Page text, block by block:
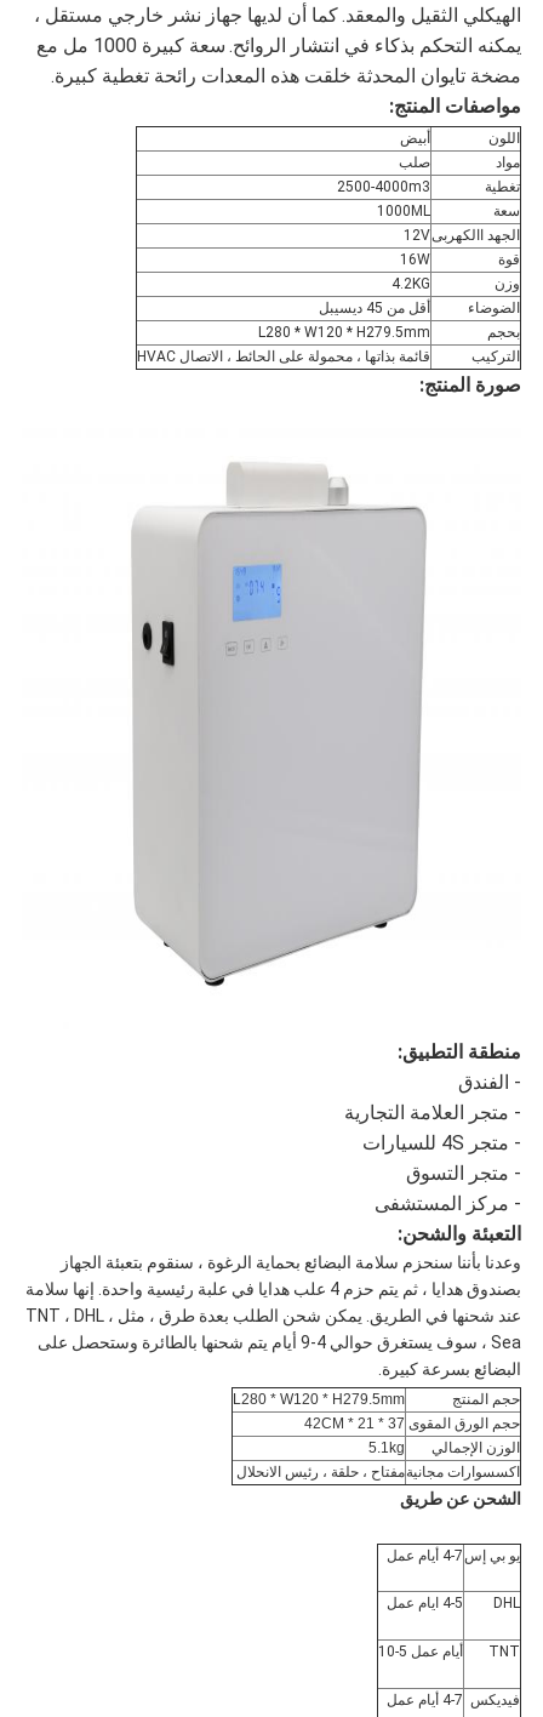
الهيكلي الثقيل والمعقد.كما أن لديها جهاز نشر خارجي مستقل ،
يمكنه التحكم بذكاء في انتشار الروائح.
سعة كبيرة 1000 مل مع
مضخة تايوان المحدثة خلقت هذه المعدات رائحة تغطية كبيرة.
مواصفات المنتج:
اللون
أبيض
مواد
صلب
تغطية
2500-4000m3
سعة
1000ML
الجهد االكهربى12V
قوة
16W
وزن
4.2KG
الضوضاء
أقل من 45 ديسيبل
بحجم
L280 * W120 * H279.5mm
التركيب
قائمة بذاتها ، محمولة على الحائط ، الاتصال HVAC
صورة المنتج:
منطقة التطبيق:
- الفندق
- متجر العلامة التجارية
- متجر 4S للسيارات
- متجر التسوق
- مركز المستشفى
التعبئة والشحن:
وعدنا بأننا سنحزم سلامة البضائع بحماية الرغوة ، سنقوم بتعبئة الجهاز
بصندوق هدايا ، ثم يتم حزم 4 علب هدايا في علبة رئيسية واحدة. إنها سلامة
عند شحنها في الطريق. يمكن شحن الطلب بعدة طرق ، مثل TNT ، DHL ،
Sea ، سوف يستغرق حوالي 4-9 أيام يتم شحنها بالطائرة وستحصل على
البضائع بسرعة كبيرة.
حجم المنتج
L280 * W120 * H279.5mm
حجم الورق المقوى 37 * 21 * 42CM
الوزن الإجمالي
5.1kg
اكسسوارات مجانيةمفتاح ، حلقة ، رئيس الانحلال
الشحن عن طريق
يو بي إس4-7 أيام عمل
DHL 4-5 ايام عمل
TNT أيام عمل 5-10
فيديكس 4-7 أيام عمل